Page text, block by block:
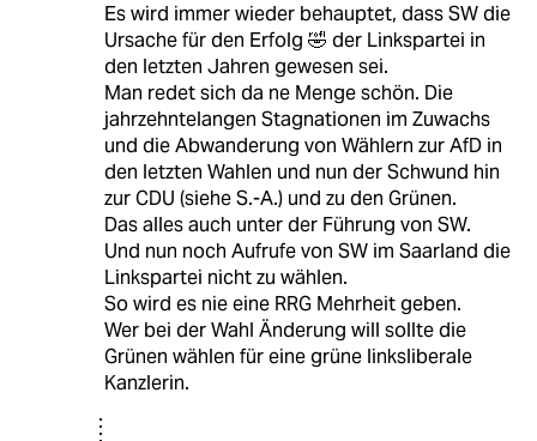
Es wird immer wieder behauptet, dass SW die
Ursache für den Erfolg 🤣 der Linkspartei in
den letzten Jahren gewesen sei.
Man redet sich da ne Menge schön. Die
jahrzehntelangen Stagnationen im Zuwachs
und die Abwanderung von Wählern zur AfD in
den letzten Wahlen und nun der Schwund hin
zur CDU (siehe S.-A.) und zu den Grünen.
Das alles auch unter der Führung von SW.
Und nun noch Aufrufe von SW im Saarland die
Linkspartei nicht zu wählen.
So wird es nie eine RRG Mehrheit geben.
Wer bei der Wahl Änderung will sollte die
Grünen wählen für eine grüne linksliberale
Kanzlerin.